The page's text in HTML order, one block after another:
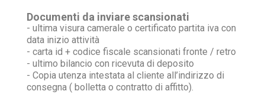
Documenti da inviare scansionati
- ultima visura camerale o certificato partita iva con
data inizio attività
- carta id + codice fiscale scansionati fronte / retro
- ultimo bilancio con ricevuta di deposito
- Copia utenza intestata al cliente all’indirizzo di
consegna ( bolletta o contratto di affitto).